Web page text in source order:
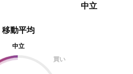
中立
移動平均
中立
買い